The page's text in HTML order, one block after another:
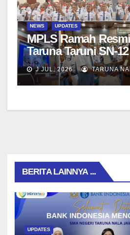
NEWS UPDATES
MPLS Ramah
Taruna Taruni SN-
Taruna Nala Jawa
Menjalani Tahun
J JUL, 2026 TARUNA
BERITA LAINNYA ...
UPDATES